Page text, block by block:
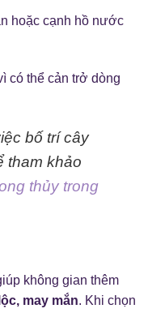
hoặc cạnh hồ nước
có thể cản trở dòng
bố trí cây
tham khảo
thủy trong
không gian thêm
may mắn. Khi chọn